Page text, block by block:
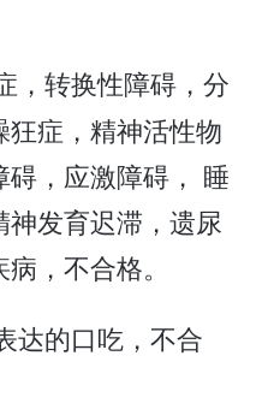
，转换性障碍，分
症，精神活性物
碍，应激障碍， 睡
发育迟滞，遗尿
，不合格。
达的口吃，不合